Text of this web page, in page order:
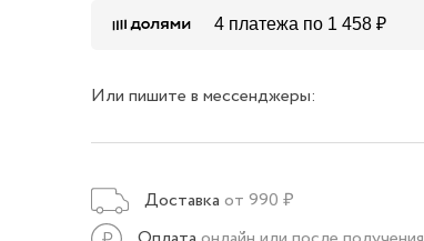
4 платежа по 1 458 ₽
Или пишите в мессенджеры:
Доставка от 990 ₽